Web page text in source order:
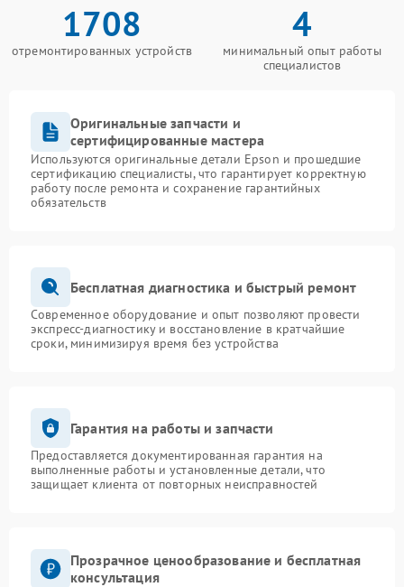
1708
отремонтированных устройств
4
минимальный опыт работы
специалистов
Оригинальные запчасти и
сертифицированные мастера
Используются оригинальные детали Epson и прошедшие
сертификацию специалисты, что гарантирует корректную
работу после ремонта и сохранение гарантийных
обязательств
Бесплатная диагностика и быстрый ремонт
Современное оборудование и опыт позволяют провести
экспресс-диагностику и восстановление в кратчайшие
сроки, минимизируя время без устройства
Гарантия на работы и запчасти
Предоставляется документированная гарантия на
выполненные работы и установленные детали, что
защищает клиента от повторных неисправностей
Прозрачное ценообразование и бесплатная
консультация